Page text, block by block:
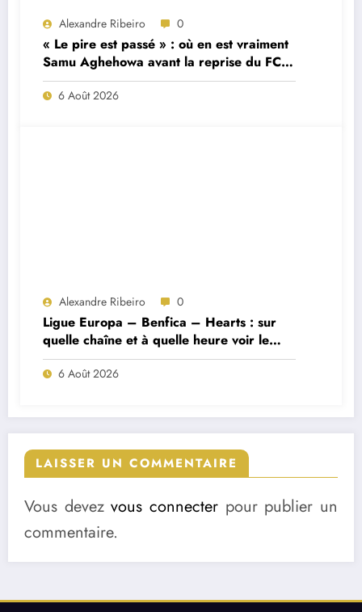
Alexandre Ribeiro 0
« Le pire est passé » : où en est vraiment
Samu Aghehowa avant la reprise du FC
Porto ?
6 Août 2026
Alexandre Ribeiro 0
Ligue Europa – Benfica – Hearts : sur
quelle chaîne et à quelle heure voir le
match ?
6 Août 2026
LAISSER UN COMMENTAIRE
Vous devezvous connecter pour publier un
commentaire.